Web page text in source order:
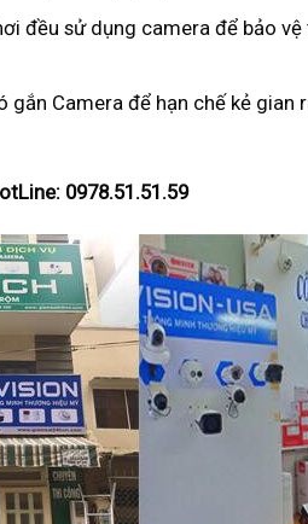
đều sử dụng camera để bảo
Camera để hạn chế kẻ gian
0978.51.51.59